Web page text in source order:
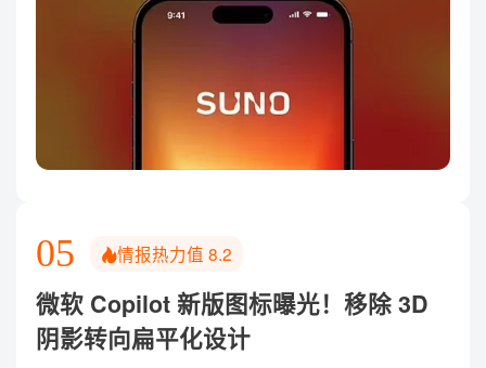
05 情报热力值8.2
微软 Copilot 新版图标曝光！移除 3D
阴影转向扁平化设计
去掉 3D 阴影和立体质感，整体视觉趋向扁平、简洁。
目前微软尚未正式公布这套图标，具体上线时间仍不确